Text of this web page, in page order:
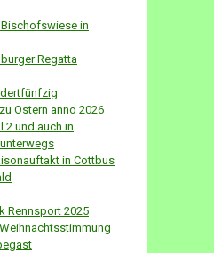
in
Regatta
Ostern anno 2026
2 und auch in
in Cottbus
Rennsport 2025